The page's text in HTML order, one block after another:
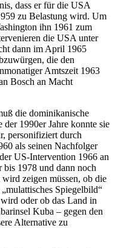
dass er für die USA
zu Belastung wird. Um
ihn 1961 zum
die USA unter
dann im April 1965
die den
Amtszeit 1963
Bosch an Macht
die dominikanische
1990er Jahre konnte sie
personifiziert durch
als seinen Nachfolger
US-Intervention 1966 an
bis 1978 und dann noch
zeigen müssen, ob die
Spiegelbild“
oder ob das Land in
Kuba – gegen den
Alternative zu